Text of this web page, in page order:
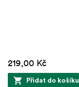
219,00 Kč
Přidat do košíku